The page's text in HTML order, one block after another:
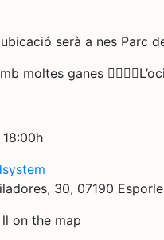
serà a nes Parc
moltes ganes
18:00h
30, 07190
ll on the map